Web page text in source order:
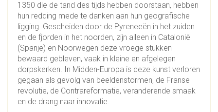
1350 die de tand des tijds hebben doorstaan, hebben
hun redding mede te danken aan hun geografische
ligging. Gescheiden door de Pyreneeën in het zuiden
en de fjorden in het noorden, zijn alleen in Catalonië
(Spanje) en Noorwegen deze vroege stukken
bewaard gebleven, vaak in kleine en afgelegen
dorpskerken. In Midden-Europa is deze kunst verloren
gegaan als gevolg van beeldenstormen, de Franse
revolutie, de Contrareformatie, veranderende smaak
en de drang naar innovatie.